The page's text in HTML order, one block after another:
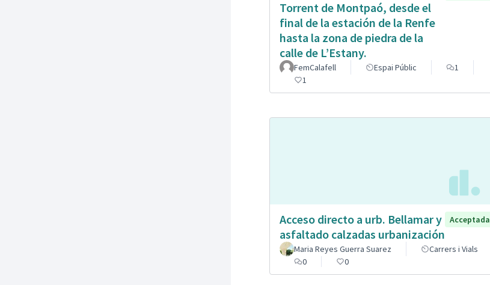
Torrent de Montpaó, desde el
final de la estación de la Renfe
hasta la zona de piedra de la
calle de L’Estany.
FemCalafell Espai Públic
1
1
Acceso directo a urb. Bellamar y
asfaltado calzadas urbanización
Acceptada
Maria Reyes Guerra Suarez
Carrers i Vials
0
0